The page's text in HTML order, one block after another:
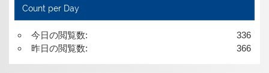
Count per Day
336
今日の閲覧数:
366
昨日の閲覧数: